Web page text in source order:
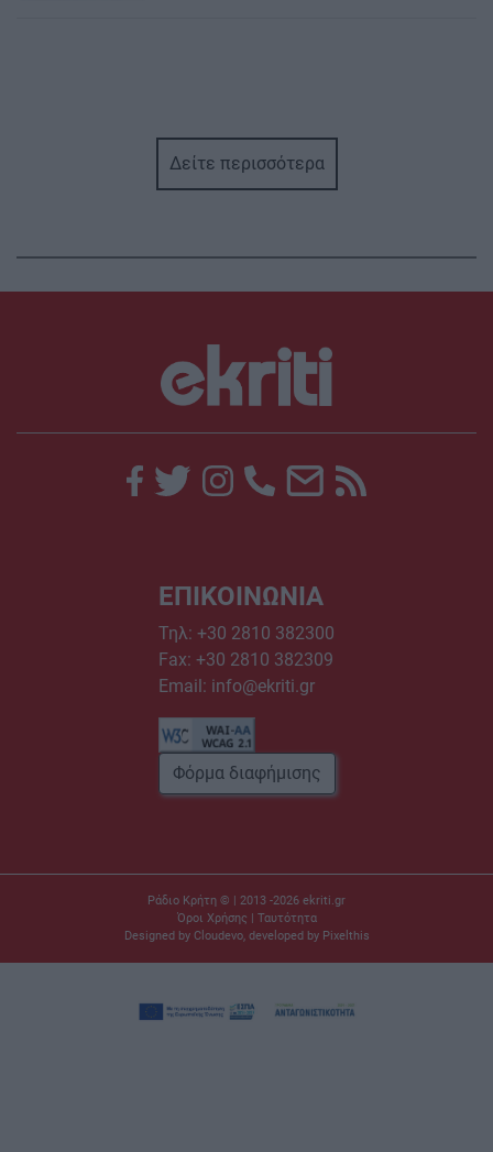
Δείτε περισσότερα
ΕΠΙΚΟΙΝΩΝΙΑ
Τηλ: +30 2810 382300
Fax: +30 2810 382309
Email: info@ekriti.gr
Φόρμα διαφήμισης
Ράδιο Κρήτη © | 2013 -2026 ekriti.gr
Όροι Χρήσης
Ταυτότητα
Designed by Cloudevo, developed by Pixelthis